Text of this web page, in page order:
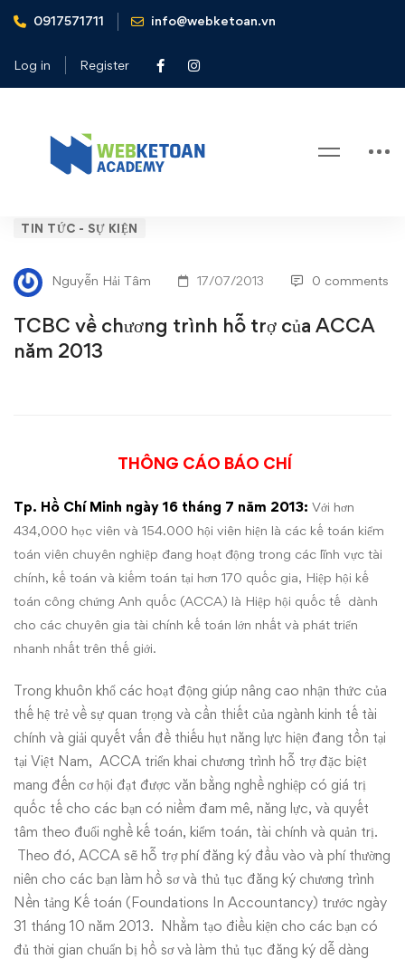
0917571711 info@webketoan.vn
Log in Register
Home
Tin tức - Sự kiện
TCBC
về
chương
trình
ACCA
năm
2013
TIN TỨC - SỰ KIỆN
Nguyễn Hải Tâm 17/07/2013 0 comments
TCBC về chương trình hỗ trợ của ACCA
năm 2013
THÔNG CÁO BÁO CHÍ
Tp. Hồ Chí Minh ngày 16 tháng 7 năm 2013: Với hơn
434,000 học viên và 154.000 hội viên hiện là các kế toán kiểm
toán viên chuyên nghiệp đang hoạt động trong các lĩnh vực tài
chính, kế toán và kiếm toán tại hơn 170 quốc gia, Hiệp hội kế
toán công chứng Anh quốc (ACCA) là Hiệp hội quốc tế dành
cho các chuyên gia tài chính kế toán lớn nhất và phát triển
nhanh nhất trên thế giới.
Trong khuôn khổ các hoạt động giúp nâng cao nhận thức của
thế hệ trẻ về sự quan trọng và cần thiết của ngành kinh tế tài
chính và giải quyết vấn đề thiếu hụt năng lực hiện đang tồn tại
tại Việt Nam, ACCA triển khai chương trình hỗ trợ đặc biệt
mang đến cơ hội đạt được văn bằng nghề nghiệp có giá trị
quốc tế cho các bạn có niềm đam mê, năng lực, và quyết
tâm theo đuổi nghề kế toán, kiểm toán, tài chính và quản trị.
Theo đó, ACCA sẽ hỗ trợ phí đăng ký đầu vào và phí thường
niên cho các bạn làm hồ sơ và thủ tục đăng ký chương trình
Nền tảng Kế toán (Foundations In Accountancy) trước ngày
31 tháng 10 năm 2013. Nhằm tạo điều kiện cho các bạn có
đủ thời gian chuẩn bị hồ sơ và làm thủ tục đăng ký dễ dàng